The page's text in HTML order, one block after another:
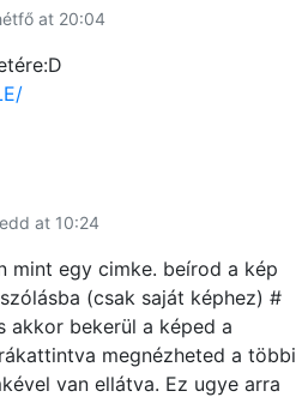
at 20:04
at 10:24
mint egy cimke. beírod a kép
(csak saját képhez) #
akkor bekerül a képed a
megnézheted a többi
van ellátva. Ez ugye arra